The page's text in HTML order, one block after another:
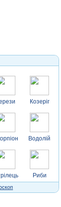
Козеріг
Водолій
Риби